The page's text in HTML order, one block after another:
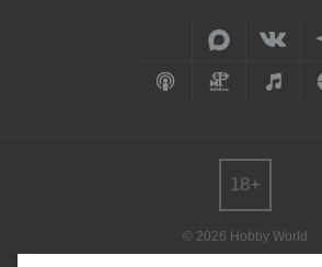
© 2026 Hobby World
18+